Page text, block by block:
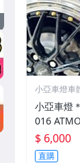
小亞車燈車
小亞車燈
016
*8.5 5/
車邊 鉚釘款
$ 6,000
直購